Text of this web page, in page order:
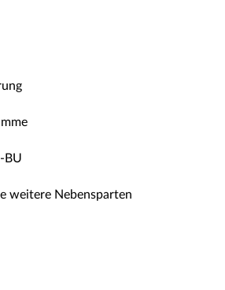
BU
weitere Nebensparten